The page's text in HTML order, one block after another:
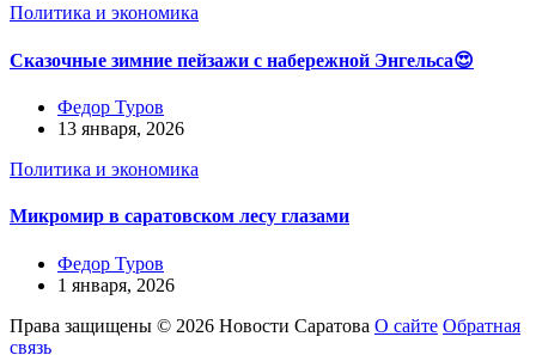
Политика и экономика
Сказочные зимние пейзажи с набережной Энгельса😍
Федор Туров
13 января, 2026
Политика и экономика
Микромир в саратовском лесу глазами
Федор Туров
1 января, 2026
Права защищены © 2026 Новости Саратова О сайте Обратная
связь